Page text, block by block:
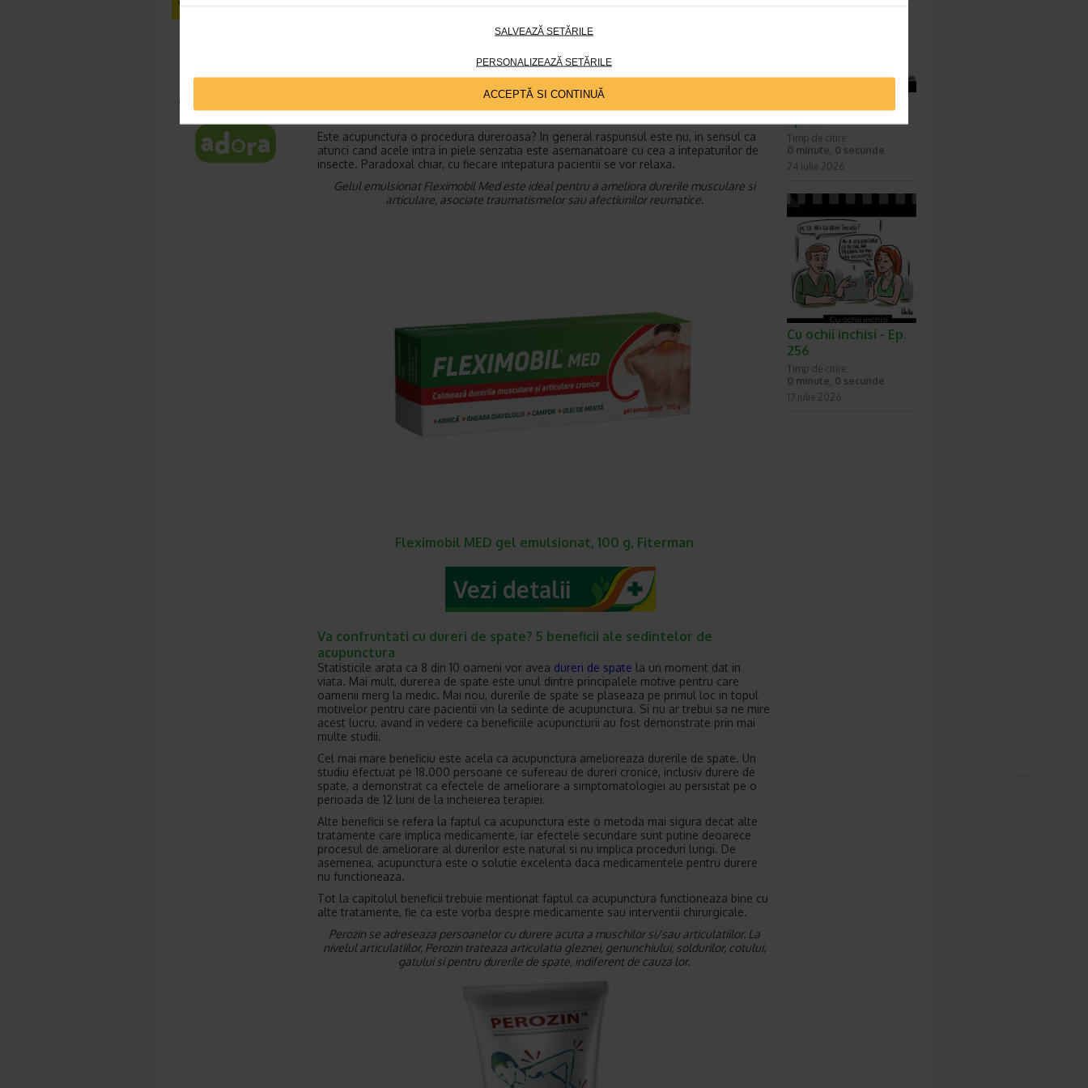
SALVEAZĂ SETĂRILE
PERSONALIZEAZĂ SETĂRILE
ACCEPTĂ SI CONTINUĂ
zona afectata. Schema de tratament este ajustata de la o sedinta la alta. Rezultatele
ar trebui sa se vada de la prima sau a doua sedinta.
Cand este facuta de un specialist in acupunctura sau de un medic cu competente in
secundare fiind putine. La unii pacienti pot insa sa apara reactii adverse usoare, cum ar
fi mici dureri, sangerari sau vanatai in zonele unde au fost introduse acele. De
asemenea, acele nesterilizate pot cauza o infectie.
Este acupunctura o procedura dureroasa? In general raspunsul este nu, in sensul ca
atunci cand acele intra in piele senzatia este asemanatoare cu cea a intepaturilor de
insecte. Paradoxal chiar, cu fiecare intepatura pacientii se vor relaxa.
Gelul emulsionat Fleximobil Med este ideal pentru a ameliora durerile musculare si
articulare, asociate traumatismelor sau afectiunilor reumatice.
Fleximobil MED gel emulsionat, 100 g, Fiterman
Vezi detalii
Va confruntati cu dureri de spate? 5 beneficii ale sedintelor de
acupunctura
Statisticile arata ca 8 din 10 oameni vor avea dureri de spate la un moment dat in
viata. Mai mult, durerea de spate este unul dintre principalele motive pentru care
oamenii merg la medic. Mai nou, durerile de spate se plaseaza pe primul loc in topul
motivelor pentru care pacientii vin la sedinte de acupunctura. Si nu ar trebui sa ne mire
acest lucru, avand in vedere ca beneficiile acupuncturii au fost demonstrate prin mai
multe studii.
Cel mai mare beneficiu este acela ca acupunctura amelioreaza durerile de spate. Un
studiu efectuat pe 18.000 persoane ce sufereau de dureri cronice, inclusiv durere de
spate, a demonstrat ca efectele de ameliorare a simptomatologiei au persistat pe o
perioada de 12 luni de la incheierea terapiei.
Alte beneficii se refera la faptul ca acupunctura este o metoda mai sigura decat alte
tratamente care implica medicamente, iar efectele secundare sunt putine deoarece
procesul de ameliorare al durerilor este natural si nu implica proceduri lungi. De
asemenea, acupunctura este o solutie excelenta daca medicamentele pentru durere
nu functioneaza.
Tot la capitolul beneficii trebuie mentionat faptul ca acupunctura functioneaza bine cu
alte tratamente, fie ca este vorba despre medicamente sau interventii chirurgicale.
Perozin se adreseaza persoanelor cu durere acuta a muschilor si/sau articulatiilor. La
nivelul articulatiilor, Perozin trateaza articulatia gleznei, genunchiului, soldurilor, cotului,
gatului si pentru durerile de spate, indiferent de cauza lor.
Ep. 257
Timp de citire:
0 minute, 0 secunde
24 iulie 2026
Cu ochii inchisi - Ep.
256
Timp de citire:
0 minute, 0 secunde
17 iulie 2026